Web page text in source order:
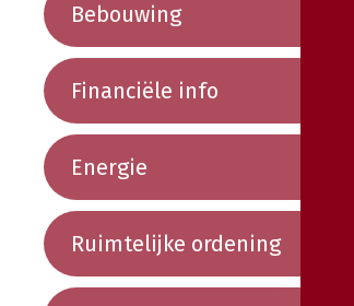
Bebouwing
Financiële info
Energie
Ruimtelijke ordening